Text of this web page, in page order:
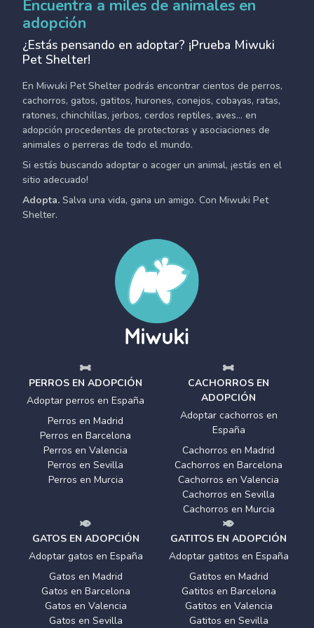
Encuentra a miles de animales en
adopción
¿Estás pensando en adoptar? ¡Prueba Miwuki
Pet Shelter!
En Miwuki Pet Shelter podrás encontrar cientos de perros,
cachorros, gatos, gatitos, hurones, conejos, cobayas, ratas,
ratones, chinchillas, jerbos, cerdos reptiles, aves... en
adopción procedentes de protectoras y asociaciones de
animales o perreras de todo el mundo.
Si estás buscando adoptar o acoger un animal, ¡estás en el
sitio adecuado!
Adopta. Salva una vida, gana un amigo. Con Miwuki Pet
Shelter.
PERROS EN ADOPCIÓN
Adoptar perros en España
Perros en Madrid
Perros en Barcelona
Perros en Valencia
Perros en Sevilla
Perros en Murcia
CACHORROS EN
ADOPCIÓN
Adoptar cachorros en
España
Cachorros en Madrid
Cachorros en Barcelona
Cachorros en Valencia
Cachorros en Sevilla
Cachorros en Murcia
GATOS EN ADOPCIÓN
Adoptar gatos en España
Gatos en Madrid
Gatos en Barcelona
Gatos en Valencia
Gatos en Sevilla
GATITOS EN ADOPCIÓN
Adoptar gatitos en España
Gatitos en Madrid
Gatitos en Barcelona
Gatitos en Valencia
Gatitos en Sevilla